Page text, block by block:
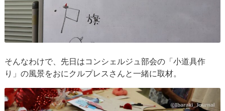
そんなわけで、先日はコンシェルジュ部会の「小道具作
り」の風景をおにクルプレスさんと一緒に取材。